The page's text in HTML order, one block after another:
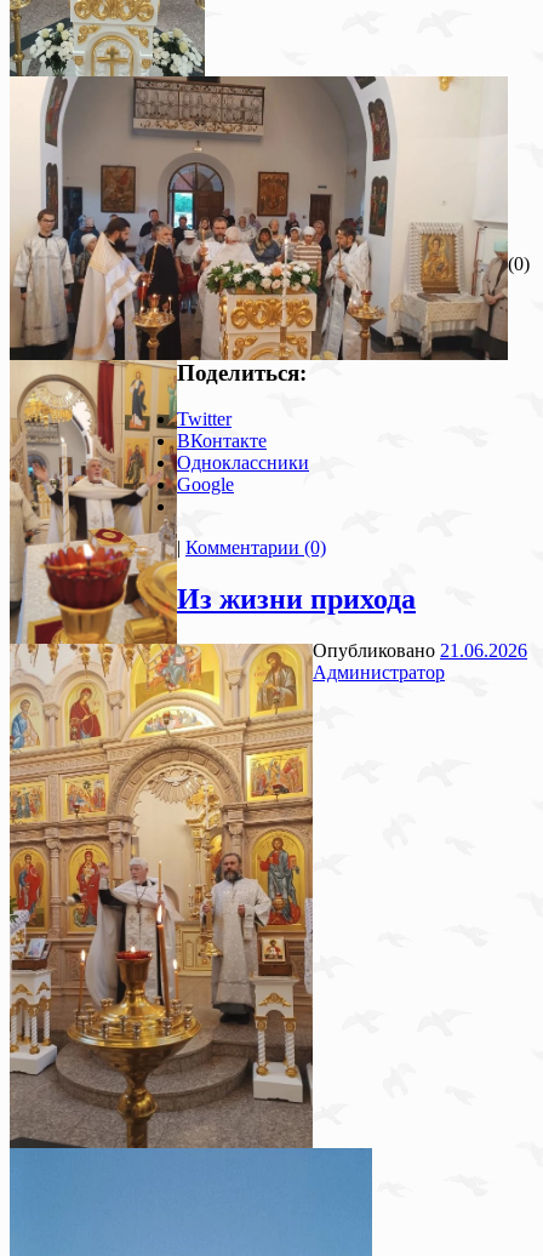
(0)
Поделиться:
Twitter
ВКонтакте
Одноклассники
Google
Комментарии (0)
Из жизни прихода
Опубликовано 21.06.2026
Администратор